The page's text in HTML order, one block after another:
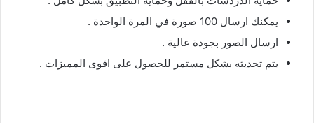
يمكنك ارسال 100 صورة في المرة الواحدة .
ارسال الصور بجودة عالية .
يتم تحديثه بشكل مستمر للحصول على اقوى المميزات .